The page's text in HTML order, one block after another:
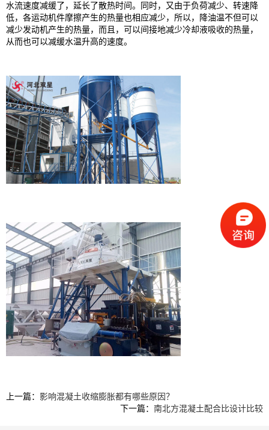
水流速度减缓了，延长了散热时间。同时，又由于负荷减少、转速降
低，各运动机件摩擦产生的热量也相应减少，所以，降油温不但可以
减少发动机产生的热量，而且，可以间接地减少冷却液吸收的热量，
从而也可以减缓水温升高的速度。
上一篇： 影响混凝土收缩膨胀都有哪些原因？
下一篇： 南北方混凝土配合比设计比较